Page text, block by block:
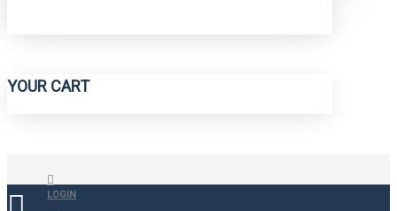
YOUR CART
LOGIN